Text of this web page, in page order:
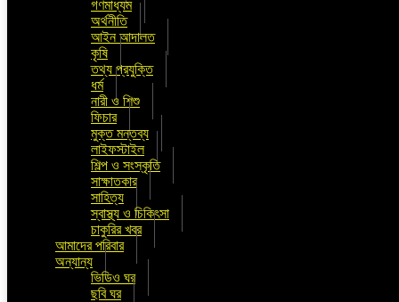
গণমাধ্যম
অর্থনীতি
আইন আদালত
কৃষি
তথ্য প্রযুক্তি
ধর্ম
নারী ও শিশু
ফিচার
মুক্ত মন্তব্য
লাইফস্টাইল
শিল্প ও সংস্কৃতি
সাক্ষাতকার
সাহিত্য
স্বাস্থ্য ও চিকিৎসা
চাকুরির খবর
আমাদের পরিবার
অন্যান্য
ভিডিও ঘর
ছবি ঘর